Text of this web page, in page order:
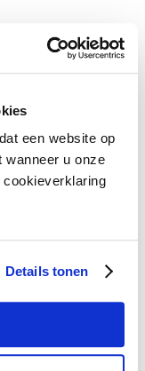
een website op
wanneer u onze
Details tonen
bekend